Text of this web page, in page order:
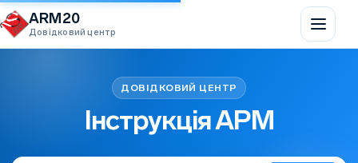
Перейти до вмісту
ARM20
Довідковий центр
Інструкція АРМ